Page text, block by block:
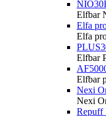
Elfbar
Elfa
Elfa
Elfbar
Elfbar
Nexi
Nexi
Repuff